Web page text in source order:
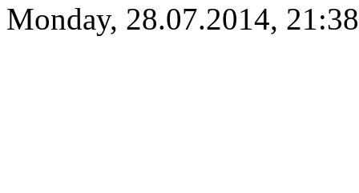
Monday, 28.07.2014, 21:38